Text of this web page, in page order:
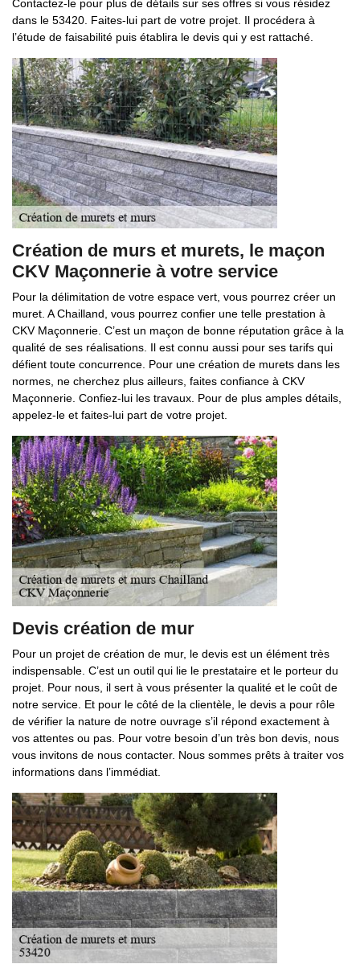
Contactez-le pour plus de détails sur ses offres si vous résidez
dans le 53420. Faites-lui part de votre projet. Il procédera à
l’étude de faisabilité puis établira le devis qui y est rattaché.
Création de murs et murets, le maçon
CKV Maçonnerie à votre service
Pour la délimitation de votre espace vert, vous pourrez créer un
muret. A Chailland, vous pourrez confier une telle prestation à
CKV Maçonnerie. C’est un maçon de bonne réputation grâce à la
qualité de ses réalisations. Il est connu aussi pour ses tarifs qui
défient toute concurrence. Pour une création de murets dans les
normes, ne cherchez plus ailleurs, faites confiance à CKV
Maçonnerie. Confiez-lui les travaux. Pour de plus amples détails,
appelez-le et faites-lui part de votre projet.
Devis création de mur
Pour un projet de création de mur, le devis est un élément très
indispensable. C’est un outil qui lie le prestataire et le porteur du
projet. Pour nous, il sert à vous présenter la qualité et le coût de
notre service. Et pour le côté de la clientèle, le devis a pour rôle
de vérifier la nature de notre ouvrage s’il répond exactement à
vos attentes ou pas. Pour votre besoin d’un très bon devis, nous
vous invitons de nous contacter. Nous sommes prêts à traiter vos
informations dans l’immédiat.